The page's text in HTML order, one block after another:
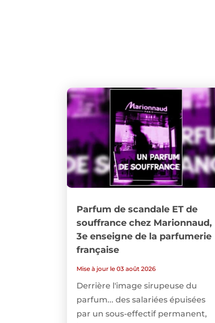
Parfum de scandale ET de
souffrance chez Marionnaud,
3e enseigne de la parfumerie
française
Mise à jour le 03 août 2026
Derrière l'image sirupeuse du
parfum... des salariées épuisées
par un sous-effectif permanent,